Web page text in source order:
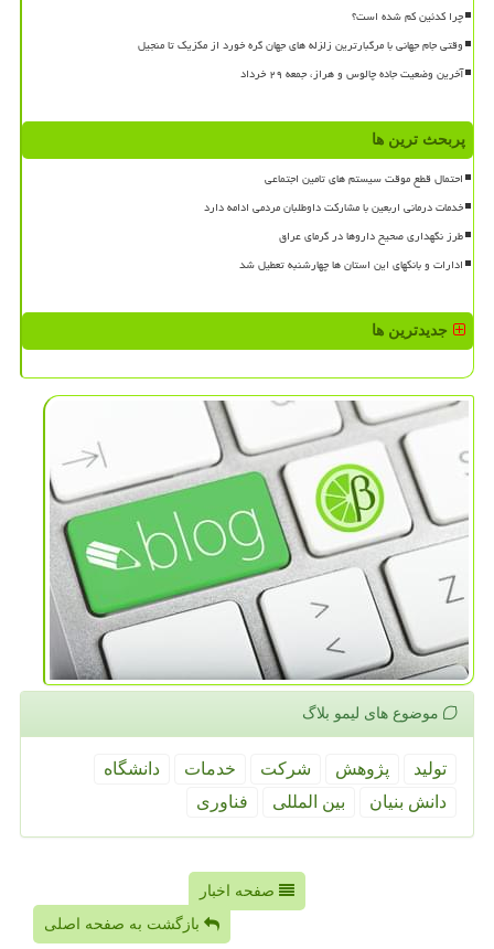
چرا کدئین کم شده است؟
وقتی جام جهانی با مرگبارترین زلزله های جهان گره خورد از مکزیک تا منجیل
آخرین وضعیت جاده چالوس و هراز، جمعه ۲۹ خرداد
پربحث ترین ها
احتمال قطع موقت سیستم های تامین اجتماعی
خدمات درمانی اربعین با مشارکت داوطلبان مردمی ادامه دارد
طرز نگهداری صحیح داروها در گرمای عراق
ادارات و بانکهای این استان ها چهارشنبه تعطیل شد
جدیدترین ها
موضوع های لیمو بلاگ
تولید پژوهش شركت خدمات
دانشگاه
دانش بنیان
بین المللی فناوری
صفحه اخبار
بازگشت به صفحه اصلی